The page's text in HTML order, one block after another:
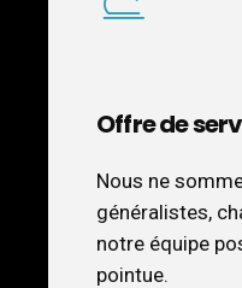
Offre de
Nous ne
généralistes,
notre équipe
pointue.